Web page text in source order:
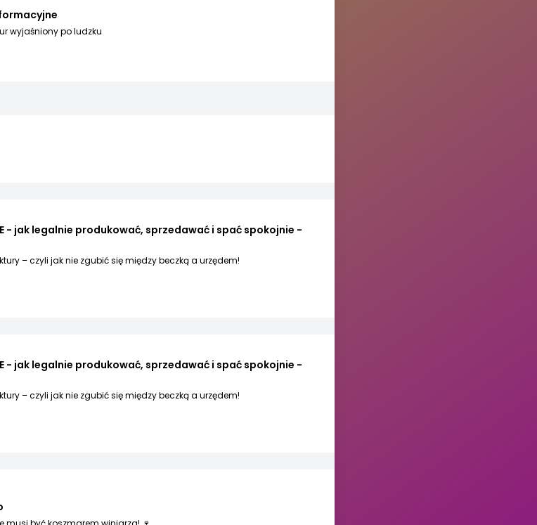
wyjaśniony po ludzku
- jak legalnie produkować, sprzedawać i spać spokojnie -
– czyli jak nie zgubić się między beczką a urzędem!
- jak legalnie produkować, sprzedawać i spać spokojnie -
– czyli jak nie zgubić się między beczką a urzędem!